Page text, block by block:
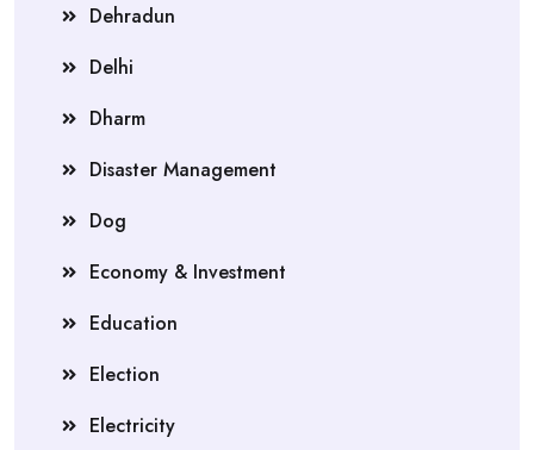
Dehradun
Delhi
Dharm
Disaster Management
Dog
Economy & Investment
Education
Election
Electricity